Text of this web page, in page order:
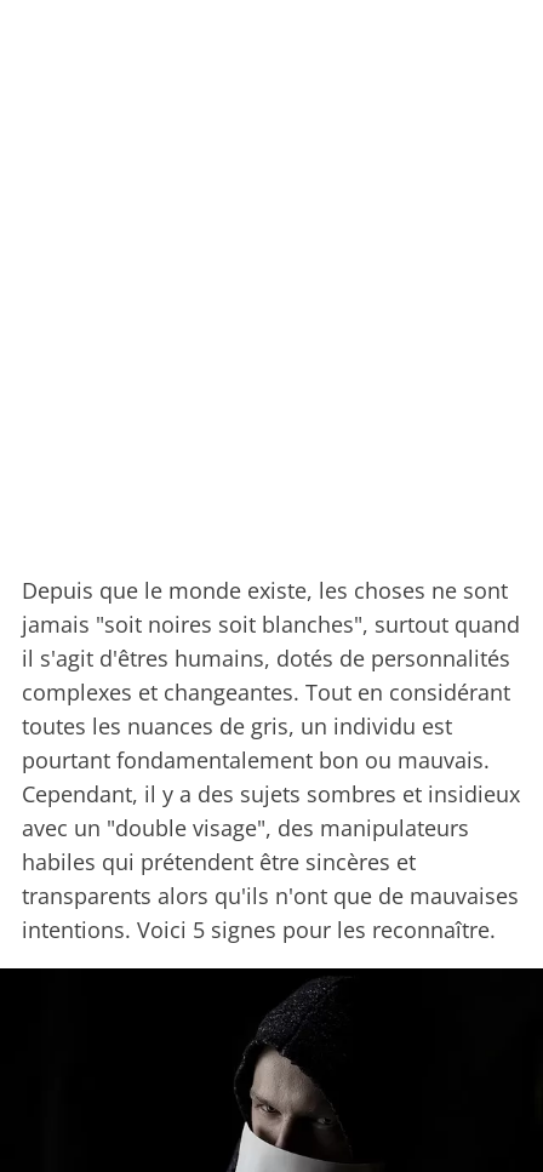
Depuis que le monde existe, les choses ne sont
jamais "soit noires soit blanches", surtout quand
il s'agit d'êtres humains, dotés de personnalités
complexes et changeantes. Tout en considérant
toutes les nuances de gris, un individu est
pourtant fondamentalement bon ou mauvais.
Cependant, il y a des sujets sombres et insidieux
avec un "double visage", des manipulateurs
habiles qui prétendent être sincères et
transparents alors qu'ils n'ont que de mauvaises
intentions. Voici 5 signes pour les reconnaître.